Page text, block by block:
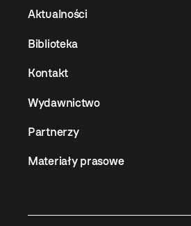
Aktualności
Biblioteka
Kontakt
Wydawnictwo
Partnerzy
Materiały prasowe